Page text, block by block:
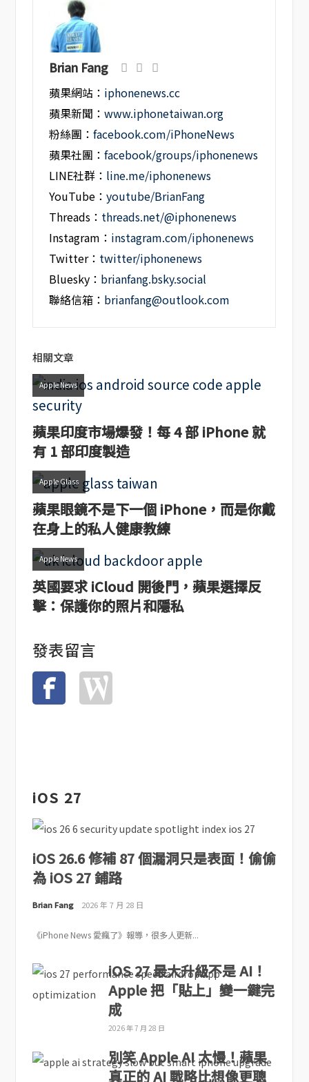
Brian Fang
蘋果網站： iphonenews.cc
蘋果新聞：www.iphonetaiwan.org
粉絲團：facebook.com/iPhoneNews
蘋果社團：facebook/groups/iphonenews
LINE社群： line.me/iphonenews
YouTube：youtube/BrianFang
Threads： threads.net/@iphonenews
Instagram： instagram.com/iphonenews
Twitter： twitter/iphonenews
Bluesky： brianfang.bsky.social
聯絡信箱： brianfang@outlook.com
相關文章
Apple News
蘋果印度市場爆發！每 4 部 iPhone 就
有 1 部印度製造
Apple Glass
蘋果眼鏡不是下一個 iPhone，而是你戴
在身上的私人健康教練
Apple News
英國要求 iCloud 開後門，蘋果選擇反
擊：保護你的照片和隱私
發表留言
iOS 27
iOS 26.6 修補 87 個漏洞只是表面！偷偷
為 iOS 27 鋪路
Brian Fang 2026 年 7 月 28 日
《iPhone News 愛瘋了》報導，很多人更新...
iOS 27 最大升級不是 AI！
Apple 把「貼上」變一鍵完
成
2026 年 7 月 28 日
別笑 Apple AI 太慢！蘋果
真正的 AI 戰略比想像更聰